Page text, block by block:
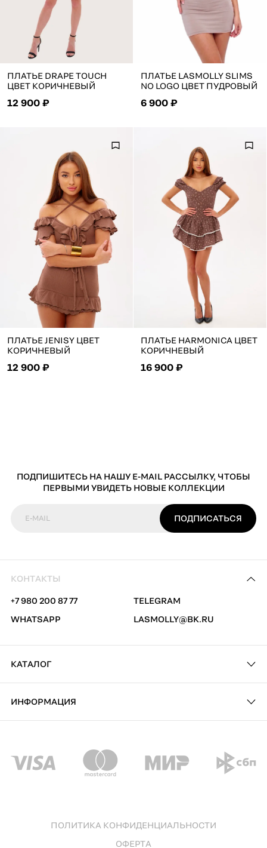
ПЛАТЬЕ DRAPE TOUCH
ЦВЕТ КОРИЧНЕВЫЙ
12 900 ₽
ПЛАТЬЕ LASMOLLY SLIMS
NO LOGO ЦВЕТ ПУДРОВЫЙ
6 900 ₽
ПЛАТЬЕ JENISY ЦВЕТ
КОРИЧНЕВЫЙ
12 900 ₽
ПЛАТЬЕ HARMONICA ЦВЕТ
КОРИЧНЕВЫЙ
16 900 ₽
ПОДПИШИТЕСЬ НА НАШУ E-MAIL РАССЫЛКУ, ЧТОБЫ
ПЕРВЫМИ УВИДЕТЬ НОВЫЕ КОЛЛЕКЦИИ
E-MAIL ПОДПИСАТЬСЯ
КОНТАКТЫ
+7 980 200 87 77
TELEGRAM
WHATSAPP
LASMOLLY@BK.RU
КАТАЛОГ
ИНФОРМАЦИЯ
ПОЛИТИКА КОНФИДЕНЦИАЛЬНОСТИ
ОФЕРТА